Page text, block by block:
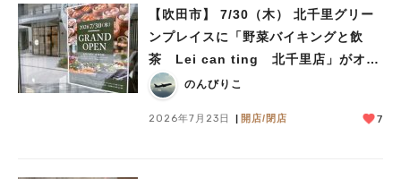
【吹田市】 7/30（木） 北千里グリー
ンプレイスに「野菜バイキングと飲
茶 Lei can ting 北千里店」がオー
プン予定！
のんびりこ
2026年7月23日 開店/閉店 7